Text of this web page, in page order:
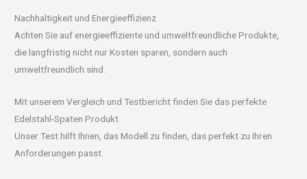
Nachhaltigkeit und Energieeffizienz
Achten Sie auf energieeffiziente und umweltfreundliche Produkte,
die langfristig nicht nur Kosten sparen, sondern auch
umweltfreundlich sind.
Mit unserem Vergleich und Testbericht finden Sie das perfekte
Edelstahl-Spaten Produkt
Unser Test hilft Ihnen, das Modell zu finden, das perfekt zu Ihren
Anforderungen passt.